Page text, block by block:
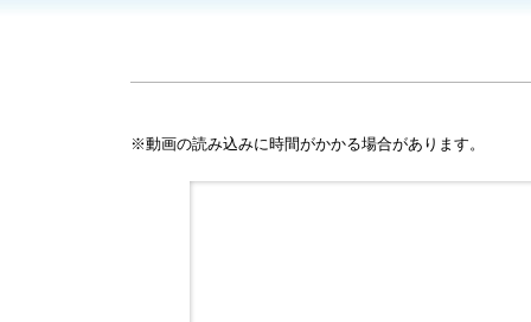
※動画の読み込みに時間がかかる場合があります。